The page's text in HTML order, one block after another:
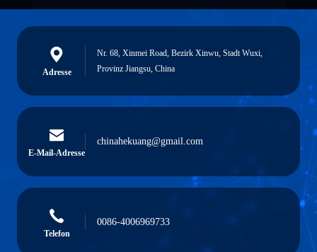
Adresse
Nr. 68, Xinmei Road, Bezirk Xinwu, Stadt Wuxi,
Provinz Jiangsu, China
E-Mail-Adresse
chinahekuang@gmail.com
Telefon
0086-4006969733